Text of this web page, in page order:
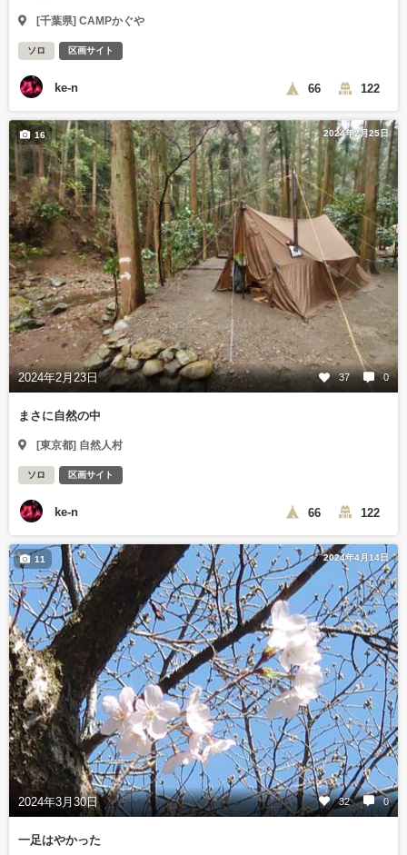
[千葉県] CAMPかぐや
ソロ 区画サイト
ke-n 66 122
2024年2月25日
2024年2月23日 37 0
16
まさに自然の中
[東京都] 自然人村
ソロ 区画サイト
ke-n 66 122
2024年4月14日
2024年3月30日 32 0
11
一足はやかった